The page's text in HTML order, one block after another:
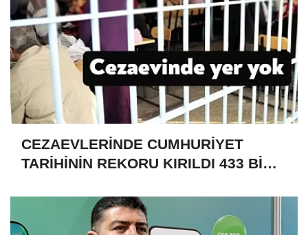
CEZAEVLERİNDE CUMHURİYET
TARİHİNİN REKORU KIRILDI 433 BİN